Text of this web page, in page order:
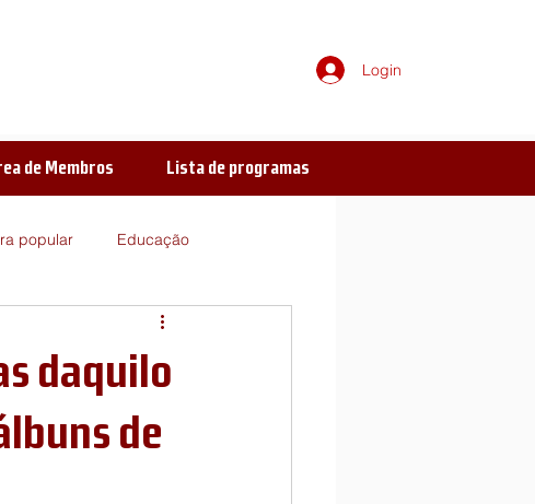
Login
de Membros Lista de programas
popular Educação
Sujeito Verbo-voco-visual
daquilo
de